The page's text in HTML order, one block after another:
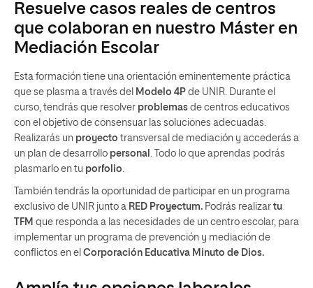
Resuelve casos reales de centros
que colaboran en nuestro Máster en
Mediación Escolar
Esta formación tiene una orientación eminentemente práctica
que se plasma a través del Modelo 4P de UNIR. Durante el
curso, tendrás que resolver problemas de centros educativos
con el objetivo de consensuar las soluciones adecuadas.
Realizarás un proyecto transversal de mediación y accederás a
un plan de desarrollo personal . Todo lo que aprendas podrás
plasmarlo en tu porfolio.
También tendrás la oportunidad de participar en un programa
exclusivo de UNIR junto a RED Proyectum. Podrás realizar tu
TFM que responda a las necesidades de un centro escolar, para
implementar un programa de prevención y mediación de
conflictos en el Corporación Educativa Minuto de Dios.